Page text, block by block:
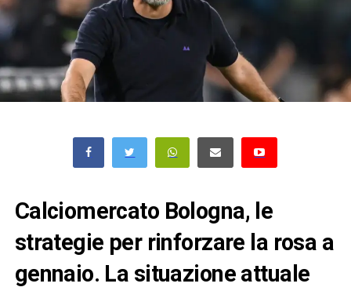
Calciomercato Bologna, le
strategie per rinforzare la rosa a
gennaio. La situazione attuale